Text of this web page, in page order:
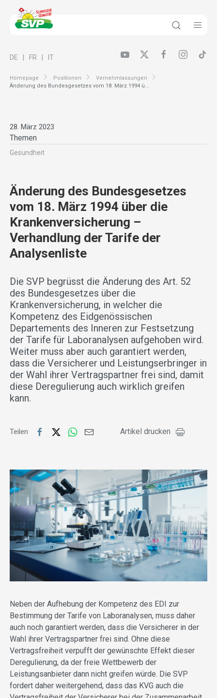
Homepage Positionen
Vernehmlassungen
Änderung des Bundesgesetzes vom 18. März 1994 ü...
DE FR IT
28. März 2023
Themen
Gesundheit
Änderung des Bundesgesetzes
vom 18. März 1994 über die
Krankenversicherung –
Verhandlung der Tarife der
Analysenliste
Die SVP begrüsst die Änderung des Art. 52
des Bundesgesetzes über die
Krankenversicherung, in welcher die
Kompetenz des Eidgenössischen
Departements des Inneren zur Festsetzung
der Tarife für Laboranalysen aufgehoben wird.
Weiter muss aber auch garantiert werden,
dass die Versicherer und Leistungserbringer in
der Wahl ihrer Vertragspartner frei sind, damit
diese Deregulierung auch wirklich greifen
kann.
Teilen Artikel drucken
Neben der Aufhebung der Kompetenz des EDI zur
Bestimmung der Tarife von Laboranalysen, muss daher
auch noch garantiert werden, dass die Versicherer in der
Wahl ihrer Vertragspartner frei sind. Ohne diese
Vertragsfreiheit verpufft der gewünschte Effekt dieser
Deregulierung, da der freie Wettbewerb der
Leistungsanbieter dann nicht greifen würde. Die SVP
fordert daher weitergehend, dass das KVG auch die